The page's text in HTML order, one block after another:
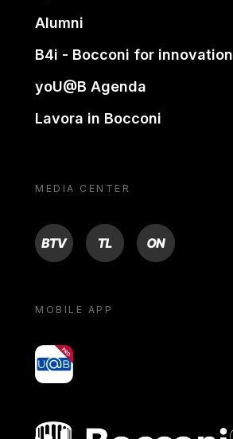
Alumni
B4i - Bocconi for innovation
yoU@B Agenda
Lavora in Bocconi
MEDIA CENTER
BTV TL ON
MOBILE APP
yoU@B
Bocconi shop